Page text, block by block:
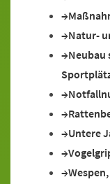
Natur-
Neubau
Untere